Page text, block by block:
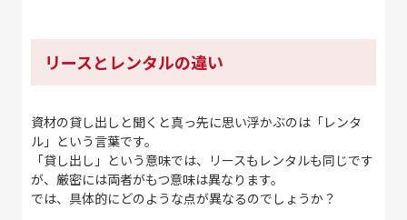
リースとレンタルの違い
資材の貸し出しと聞くと真っ先に思い浮かぶのは「レンタ
ル」という言葉です。
「貸し出し」という意味では、リースもレンタルも同じです
が、厳密には両者がもつ意味は異なります。
では、具体的にどのような点が異なるのでしょうか？